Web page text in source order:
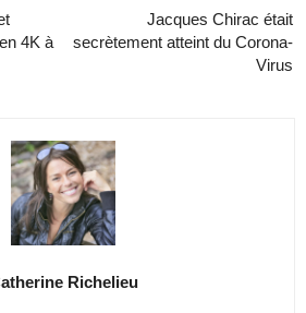
4K à
Jacques Chirac était
secrètement atteint du Corona-
Virus
Richelieu